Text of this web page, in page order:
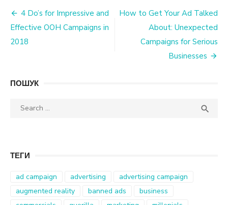
Post
navigation
4 Do’s for Impressive and
Effective OOH Campaigns in
2018
How to Get Your Ad Talked
About: Unexpected
Campaigns for Serious
Businesses
ПОШУК
Search

ТЕГИ
ad campaign advertising
advertising campaign
augmented reality
banned ads
business